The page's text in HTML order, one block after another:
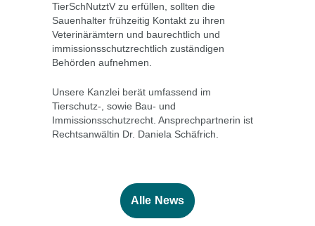
TierSchNutztV zu erfüllen, sollten die
Sauenhalter frühzeitig Kontakt zu ihren
Veterinärämtern und baurechtlich und
immissionsschutzrechtlich zuständigen
Behörden aufnehmen.
Unsere Kanzlei berät umfassend im
Tierschutz-, sowie Bau- und
Immissionsschutzrecht. Ansprechpartnerin ist
Rechtsanwältin Dr. Daniela Schäfrich
Alle News